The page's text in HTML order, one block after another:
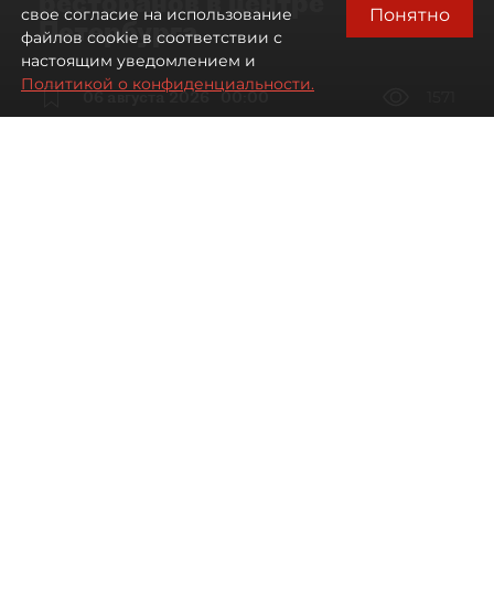
Петербурга
06 августа 2026 00:00
свое согласие на использование
файлов cookie в соответствии с
настоящим уведомлением и
Политикой о конфиденциальности.
Понятно